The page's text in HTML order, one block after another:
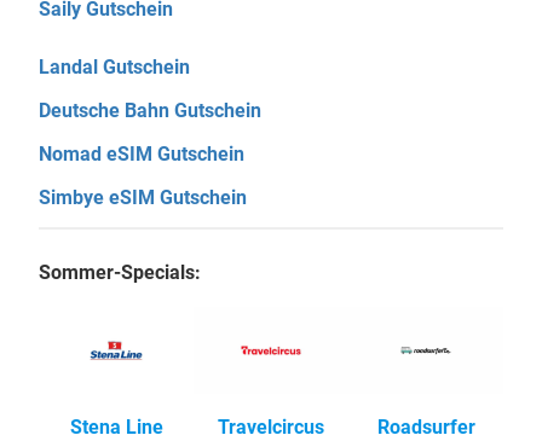
Saily Gutschein
Landal Gutschein
Deutsche Bahn Gutschein
Nomad eSIM Gutschein
Simbye eSIM Gutschein
Sommer-Specials:
Stena Line
Travelcircus
Roadsurfer